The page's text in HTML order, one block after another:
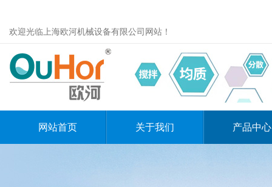
欢迎光临上海欧河机械设备有限公司网站！
网站首页 关于我们 产品中心